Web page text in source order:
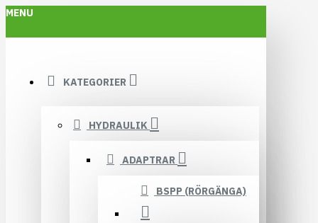
MENU
KATEGORIER
HYDRAULIK
ADAPTRAR
BSPP (RÖRGÄNGA)